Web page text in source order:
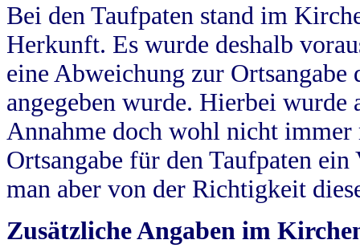
Bei den Taufpaten stand im
Herkunft. Es wurde deshalb
eine Abweichung zur
angegeben wurde. Hierbei wurde
Annahme doch wohl nicht
Ortsangabe für den Taufpaten
man aber von der Richtigkeit
Zusätzliche Angaben im